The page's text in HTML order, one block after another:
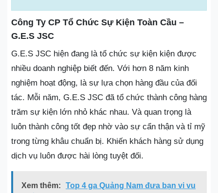
Công Ty CP Tổ Chức Sự Kiện Toàn Cầu –
G.E.S JSC
G.E.S JSC hiện đang là tổ chức sự kiện kiện được
nhiều doanh nghiệp biết đến. Với hơn 8 năm kinh
nghiệm hoạt động, là sự lựa chọn hàng đầu của đối
tác. Mỗi năm, G.E.S JSC đã tổ chức thành công hàng
trăm sự kiện lớn nhỏ khác nhau. Và quan trọng là
luôn thành công tốt đẹp nhờ vào sự cẩn thận và tỉ mỹ
trong từng khâu chuẩn bị. Khiến khách hàng sử dụng
dịch vụ luôn được hài lòng tuyệt đối.
Xem thêm:
Top 4 ga Quảng Nam đưa bạn vi vu